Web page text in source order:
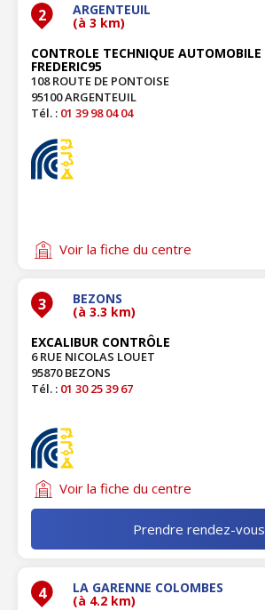
2 ARGENTEUIL
(à 3 km)
CONTROLE TECHNIQUE AUTOMOBILE
FREDERIC95
108 ROUTE DE PONTOISE
95100 ARGENTEUIL
Tél. : 01 39 98 04 04
Voir la fiche du centre
3 BEZONS
(à 3.3 km)
EXCALIBUR CONTRÔLE
6 RUE NICOLAS LOUET
95870 BEZONS
Tél. : 01 30 25 39 67
Voir la fiche du centre
Prendre rendez-vous
4 LA GARENNE COLOMBES
(à 4.2 km)